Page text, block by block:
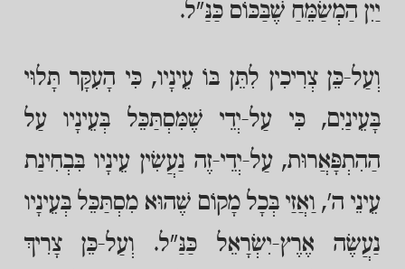
יַיִן הַמְשַׂמֵּחַ שֶׁבַּכּוֹס כַּנַּ"ל.
וְעַל-כֵּן צְרִיכִין לִתֵּן בּוֹ עֵינָיו, כִּי הָעִקָּר תָּלוּי
בָּעֵינַיִם, כִּי עַל-יְדֵי שֶׁמִּסְתַּכֵּל בְּעֵינָיו עַל
הַהִתְפָּאֲרוּת, עַל-יְדֵי-זֶה נַעֲשִׂין עֵינָיו בִּבְחִינַת
עֵינֵי ה', וַאֲזַי בְּכָל מָקוֹם שֶׁהוּא מִסְתַּכֵּל בְּעֵינָיו
נַעֲשֶׂה אֶרֶץ-יִשְׂרָאֵל כַּנַּ"ל. וְעַל-כֵּן צָרִיךְ